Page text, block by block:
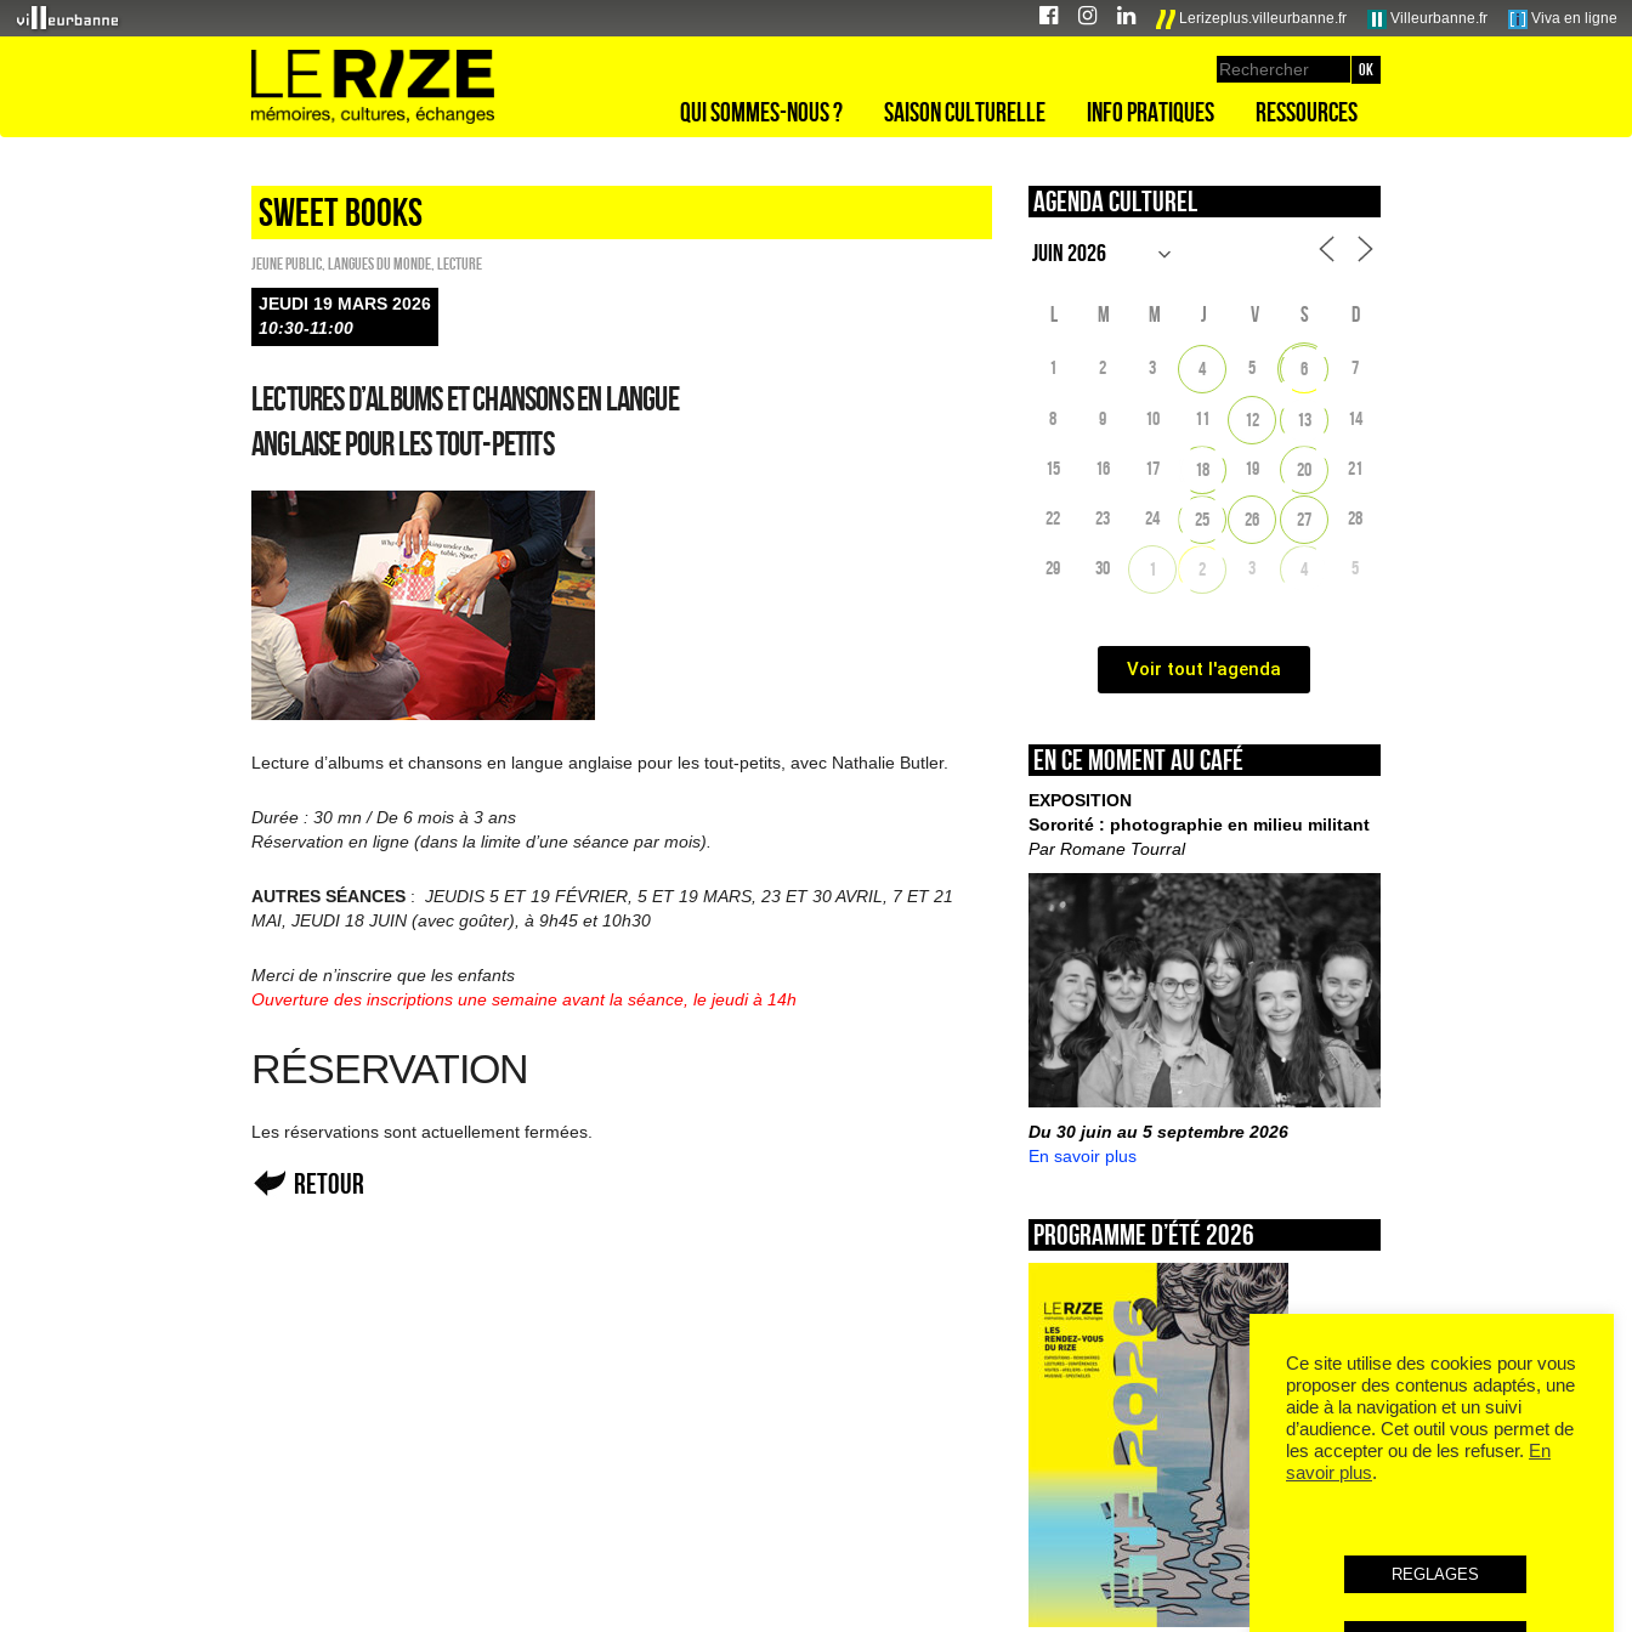
Lerizeplus.villeurbanne.fr Villeurbanne.fr Viva en ligne
Qui sommes-nous ? Saison culturelle Info pratiques Ressources
sweet books
Jeune public Langues du monde Lecture
JEUDI 19 MARS 2026
10:30-11:00
Lectures d’albums et chansons en langue
anglaise pour les tout-petits
Lecture d’albums et chansons en langue anglaise pour les tout-petits, avec Nathalie Butler.
Durée : 30 mn / De 6 mois à 3 ans
Réservation en ligne (dans la limite d’une séance par mois).
AUTRES SÉANCES : JEUDIS 5 ET 19 FÉVRIER, 5 ET 19 MARS, 23 ET 30 AVRIL, 7 ET 21
MAI, JEUDI 18 JUIN (avec goûter), à 9h45 et 10h30
Merci de n’inscrire que les enfants
Ouverture des inscriptions une semaine avant la séance, le jeudi à 14h
RÉSERVATION
Les réservations sont actuellement fermées.
Retour
Agenda culturel
L M M J V S D
1 2 3 4 5 6 7
8 9 10 11 12 13 14
15 16 17 18 19 20 21
22 23 24 25 26 27 28
29 30 1 2 3 4 5
Voir tout l'agenda
En ce moment au café
EXPOSITION
Sororité : photographie en milieu militant
Par Romane Tourral
Du 30 juin au 5 septembre 2026
En savoir plus
Programme d’été 2026
Ce site utilise des cookies pour vous
proposer des contenus adaptés, une
aide à la navigation et un suivi
d’audience. Cet outil vous permet de
les accepter ou de les refuser. En
savoir plus.
REGLAGES